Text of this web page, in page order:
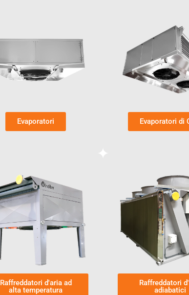
Evaporatori
Evaporatori di
Raffreddatori d'aria ad
alta temperatura
Raffreddatori
adiabatici